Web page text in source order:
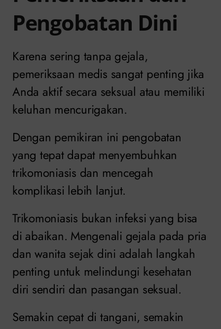
Pengobatan Dini
Karena sering tanpa gejala,
pemeriksaan medis sangat penting jika
Anda aktif secara seksual atau memiliki
keluhan mencurigakan.
Dengan pemikiran ini pengobatan
yang tepat dapat menyembuhkan
trikomoniasis dan mencegah
komplikasi lebih lanjut.
Trikomoniasis bukan infeksi yang bisa
di abaikan. Mengenali gejala pada pria
dan wanita sejak dini adalah langkah
penting untuk melindungi kesehatan
diri sendiri dan pasangan seksual.
Semakin cepat di tangani, semakin